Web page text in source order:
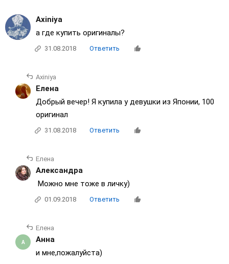
Axiniya
а где купить оригиналы?
31.08.2018 Ответить
Axiniya
Елена
Добрый вечер! Я купила у девушки из Японии, 100
оригинал
31.08.2018 Ответить
Елена
Александра
Можно мне тоже в личку)
01.09.2018 Ответить
Елена
Анна
и мне,пожалуйста)